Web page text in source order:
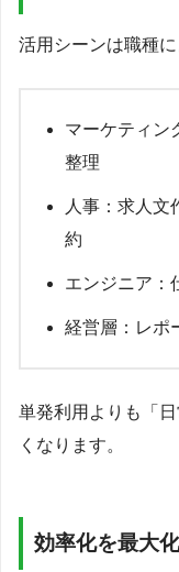
活用シーンは職種に
マーケティン
整理
人事：求人文
約
エンジニア：
経営層：レポ
単発利用よりも「
くなります。
効率化を最大